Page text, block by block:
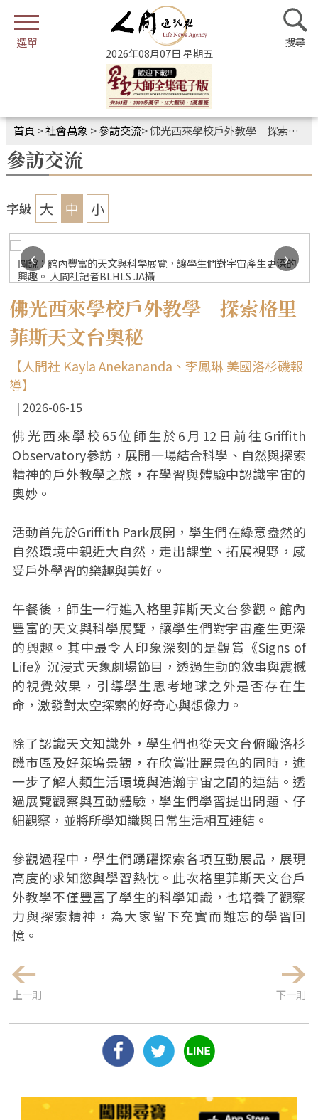
2026年08月07日 星期五
首頁 >社會萬象 >參訪交流>佛光西來學校戶外教學 探索格里菲斯天文台奧秘
參訪交流
字級 大 中 小
圖說：館內豐富的天文與科學展覽，讓學生們對宇宙產生更深的
興趣。 人間社記者BLHLS JA攝
‹
›
佛光西來學校戶外教學 探索格里
菲斯天文台奧秘
【人間社 Kayla Anekananda、李鳳琳 美國洛杉磯報
導】
2026-06-15
佛光西來學校65位師生於6月12日前往Griffith
Observatory參訪，展開一場結合科學、自然與探索
精神的戶外教學之旅，在學習與體驗中認識宇宙的
奧妙。
活動首先於Griffith Park展開，學生們在綠意盎然的
自然環境中親近大自然，走出課堂、拓展視野，感
受戶外學習的樂趣與美好。
午餐後，師生一行進入格里菲斯天文台參觀。館內
豐富的天文與科學展覽，讓學生們對宇宙產生更深
的興趣。其中最令人印象深刻的是觀賞《Signs of
Life》沉浸式天象劇場節目，透過生動的敘事與震撼
的視覺效果，引導學生思考地球之外是否存在生
命，激發對太空探索的好奇心與想像力。
除了認識天文知識外，學生們也從天文台俯瞰洛杉
磯市區及好萊塢景觀，在欣賞壯麗景色的同時，進
一步了解人類生活環境與浩瀚宇宙之間的連結。透
過展覽觀察與互動體驗，學生們學習提出問題、仔
細觀察，並將所學知識與日常生活相互連結。
參觀過程中，學生們踴躍探索各項互動展品，展現
高度的求知慾與學習熱忱。此次格里菲斯天文台戶
外教學不僅豐富了學生的科學知識，也培養了觀察
力與探索精神，為大家留下充實而難忘的學習回
憶。
上一則 下一則